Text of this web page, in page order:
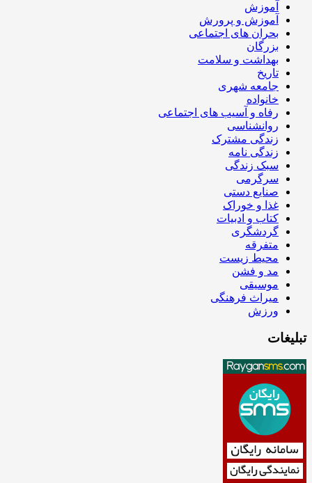
آموزش
آموزش و پرورش
بحران های اجتماعی
بزرگان
بهداشت و سلامت
تاریخ
جامعه شهری
خانواده
رفاه و آسیب های اجتماعی
روانشناسی
زندگی مشترک
زندگی نامه
سبک زندگی
سرگرمی
صنایع دستی
غذا و خوراک
کتاب و ادبیات
گردشگری
متفرقه
محیط زیست
مد و فشن
موسیقی
میراث فرهنگی
ورزش
تبلیغات